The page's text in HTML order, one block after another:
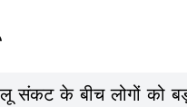
के बीच लोगों को